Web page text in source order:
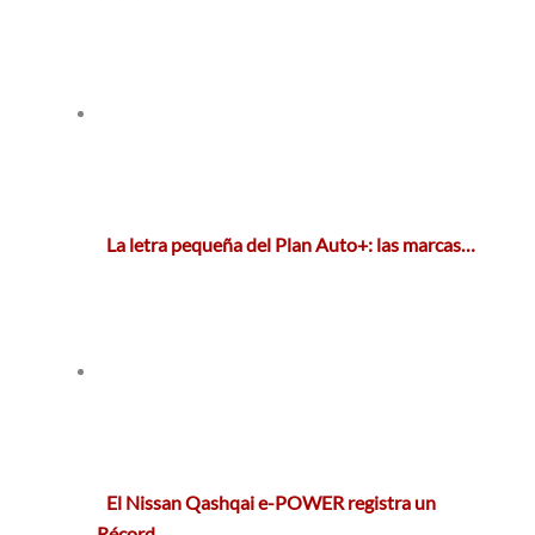
La letra pequeña del Plan Auto+: las marcas…
El Nissan Qashqai e-POWER registra un